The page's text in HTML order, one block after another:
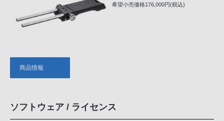
希望小売価格176,000円(税込)
商品情報
ソフトウェア / ライセンス